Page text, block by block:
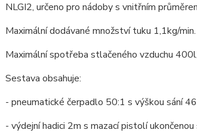
NLGI2, určeno pro nádoby s vnitřním
Maximální dodávané množství tuku 1,1kg/min.
Maximální spotřeba stlačeného vzduchu
Sestava obsahuje:
- pneumatické čerpadlo 50:1 s výškou sání
- výdejní hadici 2m s mazací pistolí